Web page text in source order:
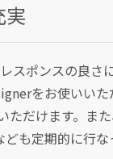
実
スポンスの良さ
をお使いいた
だけます。ま
も定期的に行